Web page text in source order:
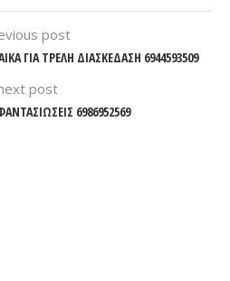
post
ΓΙΑ ΤΡΕΛΗ ΔΙΑΣΚΕΔΑΣΗ 6944593509
post
6986952569